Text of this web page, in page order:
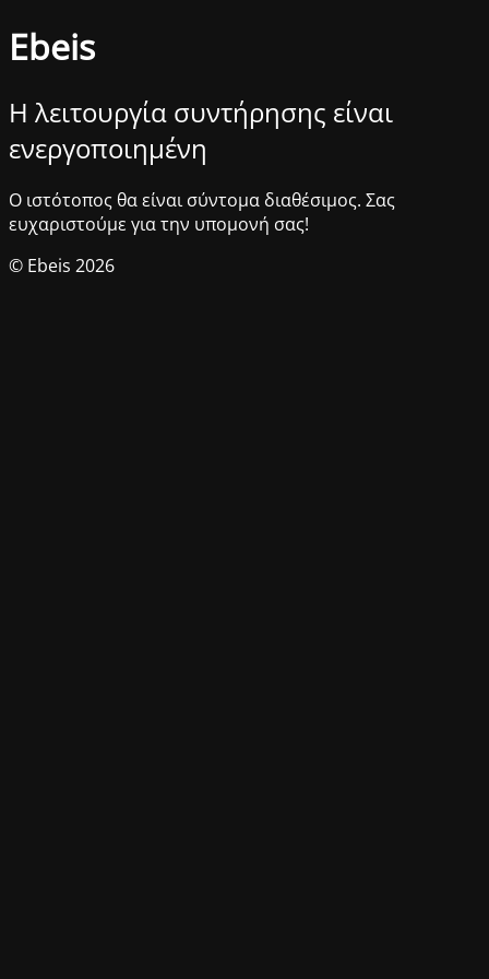
Ebeis
Η λειτουργία συντήρησης είναι
ενεργοποιημένη
Ο ιστότοπος θα είναι σύντομα διαθέσιμος. Σας
ευχαριστούμε για την υπομονή σας!
© Ebeis 2026